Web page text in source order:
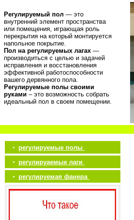
Регулируемый пол — это
внутренний элемент пространства
или помещения, играющая роль
перекрытия на который монтируется
напольное покрытие.
Пол на регулируемых лагах —
производиться с целью и задачей
исправления и восстановления
эффективной работоспособности
вашего дервянного пола.
Регулируемые полы своими
руками – это возможность собрать
идеальный пол в своем помещении.
• регулируемые полы
• регулируаемые лаги
• регулируемая фанера